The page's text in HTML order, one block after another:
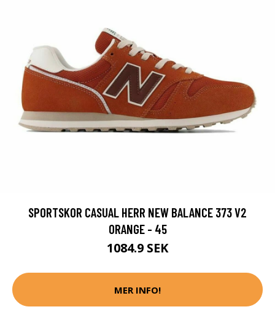
SPORTSKOR CASUAL HERR NEW BALANCE 373 V2
ORANGE - 45
1084.9 SEK
MER INFO!